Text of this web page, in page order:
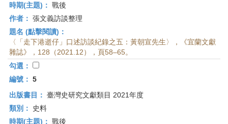
時期(主題)： 戰後
作者： 張文義訪談整理
題名 (點擊閱讀)：
〈「走下港逝仔」口述訪談紀錄之五：黃朝宣先生〉，《宜蘭文獻
雜誌》，128（2021.12），頁58–65。
勾選：
編號： 5
出版書目： 臺灣史研究文獻類目 2021年度
類別：
史料
時期(主題)： 戰後